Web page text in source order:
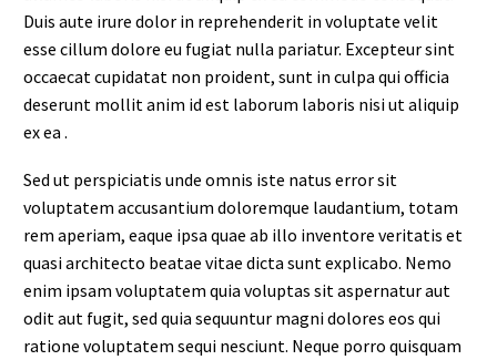
Duis aute irure dolor in reprehenderit in voluptate velit
esse cillum dolore eu fugiat nulla pariatur. Excepteur sint
occaecat cupidatat non proident, sunt in culpa qui officia
deserunt mollit anim id est laborum laboris nisi ut aliquip
ex ea .
Sed ut perspiciatis unde omnis iste natus error sit
voluptatem accusantium doloremque laudantium, totam
rem aperiam, eaque ipsa quae ab illo inventore veritatis et
quasi architecto beatae vitae dicta sunt explicabo. Nemo
enim ipsam voluptatem quia voluptas sit aspernatur aut
odit aut fugit, sed quia sequuntur magni dolores eos qui
ratione voluptatem sequi nesciunt. Neque porro quisquam